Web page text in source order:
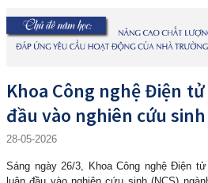
Khoa Công nghệ Điện
đầu vào nghiên cứu
28-05-2026
Sáng ngày 26/3, Khoa Công nghệ Điện